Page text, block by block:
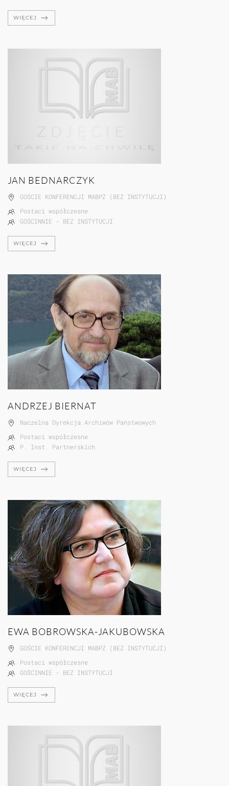
WIĘCEJ
JAN BEDNARCZYK
GOŚCIE KONFERENCJI MABPZ (BEZ INSTYTUCJI)
Postaci współczesne
GOŚCINNIE - BEZ INSTYTUCJI
WIĘCEJ
ANDRZEJ BIERNAT
Naczelna Dyrekcja Archiwów Państwowych
Postaci współczesne
P. Inst. Partnerskich
WIĘCEJ
EWA BOBROWSKA-JAKUBOWSKA
GOŚCIE KONFERENCJI MABPZ (BEZ INSTYTUCJI)
Postaci współczesne
GOŚCINNIE - BEZ INSTYTUCJI
WIĘCEJ